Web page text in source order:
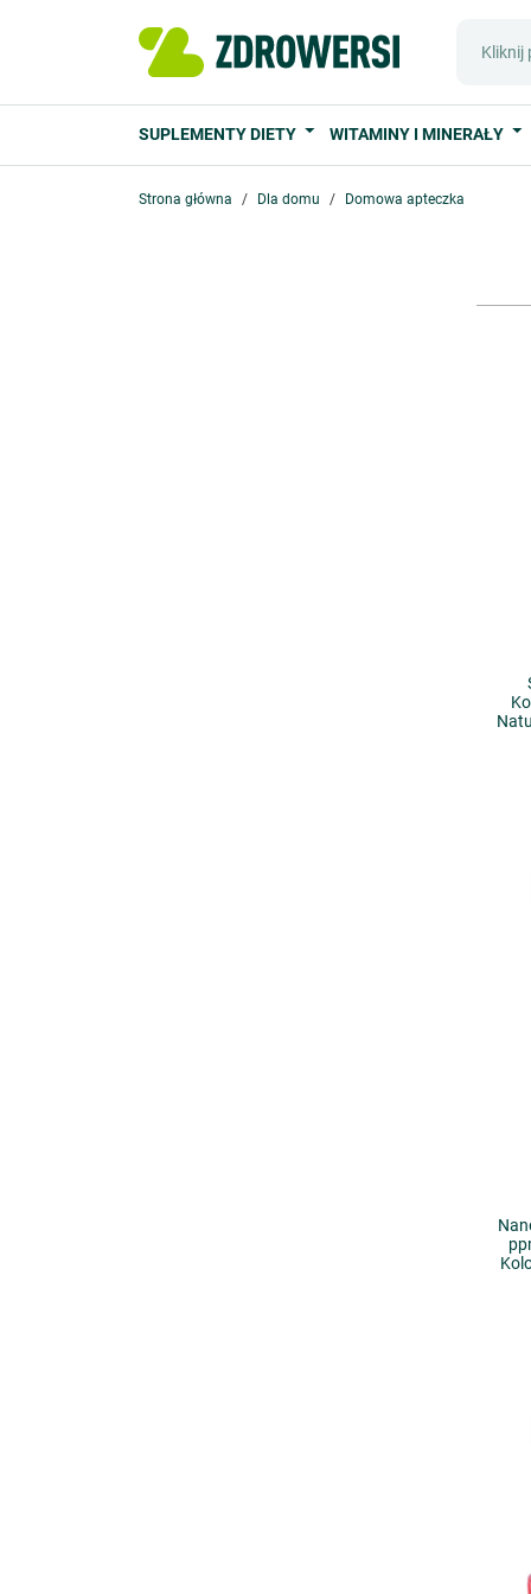
SUPLEMENTY DIETY WITAMINY I MINERAŁY
Strona główna Dla domu Domowa apteczka